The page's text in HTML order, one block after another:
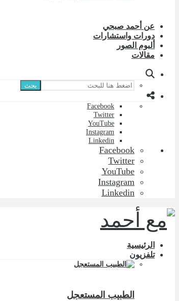
عن أحمد صبحي
دورات واستشارات
ألبوم الصور
مقالات
بحث
Facebook
Twitter
YouTube
Instagram
Linkedin
Facebook
Twitter
YouTube
Instagram
Linkedin
الرئيسية
تلفزيون
الطبيب المستعجل